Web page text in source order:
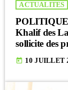
ACTUALITES
POLITIQUE
Khalif des
sollicite des
today 10 JUILLET